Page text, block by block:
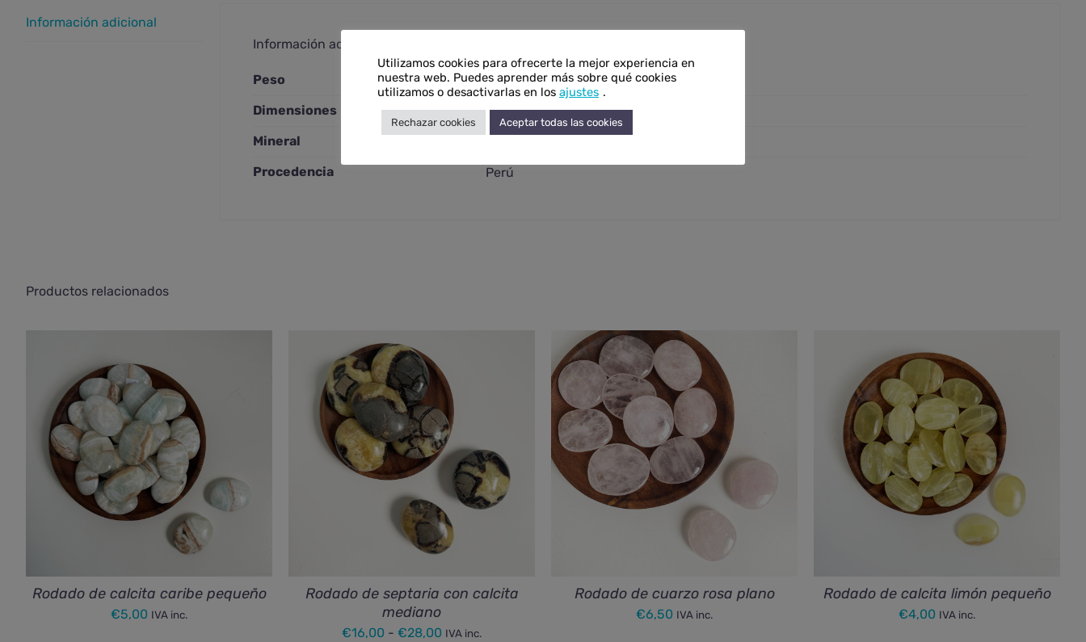
Información adicional
Información adicional
Peso
24 g
Dimensiones
0,8 × 3,7 × 4 cm
Mineral
Procedencia
Perú
Productos relacionados
Rodado de calcita caribe pequeño
€5,00 IVA inc.
Rodado de septaria con calcita
mediano
€16,00 - €28,00 Rango
IVA inc.
Rodado de cuarzo rosa plano
€6,50 IVA inc.
Rodado de calcita limón pequeño
€4,00 IVA inc.
Utilizamos cookies para ofrecerte la mejor experiencia en
nuestra web. Puedes aprender más sobre qué cookies
utilizamos o desactivarlas en los ajustes .
Rechazar cookies Aceptar todas las cookies